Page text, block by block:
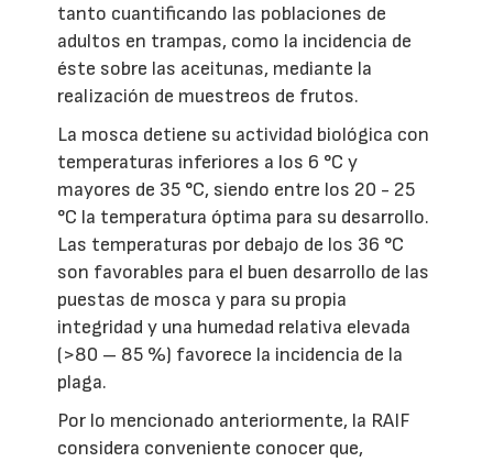
tanto cuantificando las poblaciones de
adultos en trampas, como la incidencia de
éste sobre las aceitunas, mediante la
realización de muestreos de frutos.
La mosca detiene su actividad biológica con
temperaturas inferiores a los 6 °C y
mayores de 35 °C, siendo entre los 20 - 25
°C la temperatura óptima para su desarrollo.
Las temperaturas por debajo de los 36 °C
son favorables para el buen desarrollo de las
puestas de mosca y para su propia
integridad y una humedad relativa elevada
(>80 – 85 %) favorece la incidencia de la
plaga.
Por lo mencionado anteriormente, la RAIF
considera conveniente conocer que,